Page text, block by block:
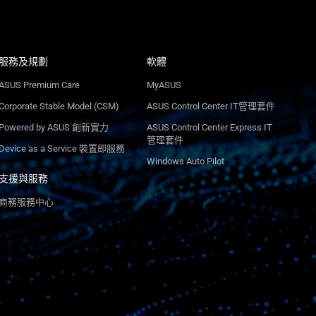
服務及規劃
Premium Care
Stable Model (CSM)
Powered by ASUS 創新實力
as a Service 裝置即服務
支援與服務
務服務中心
軟體
MyASUS
ASUS Control Center IT管理套件
ASUS Control Center Express IT
管理套件
Windows Auto Pilot